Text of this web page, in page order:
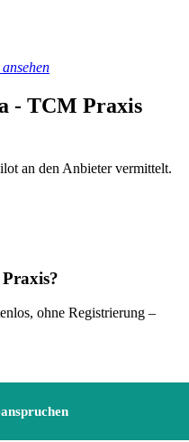
- TCM Praxis
an den Anbieter vermittelt.
ohne Registrierung –